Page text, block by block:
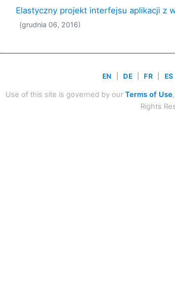
Elastyczny projekt interfejsu aplikacji z
(grudnia 06, 2016)
EN DE FR ES
Use of this site is governed by our Terms of Use,
Rights